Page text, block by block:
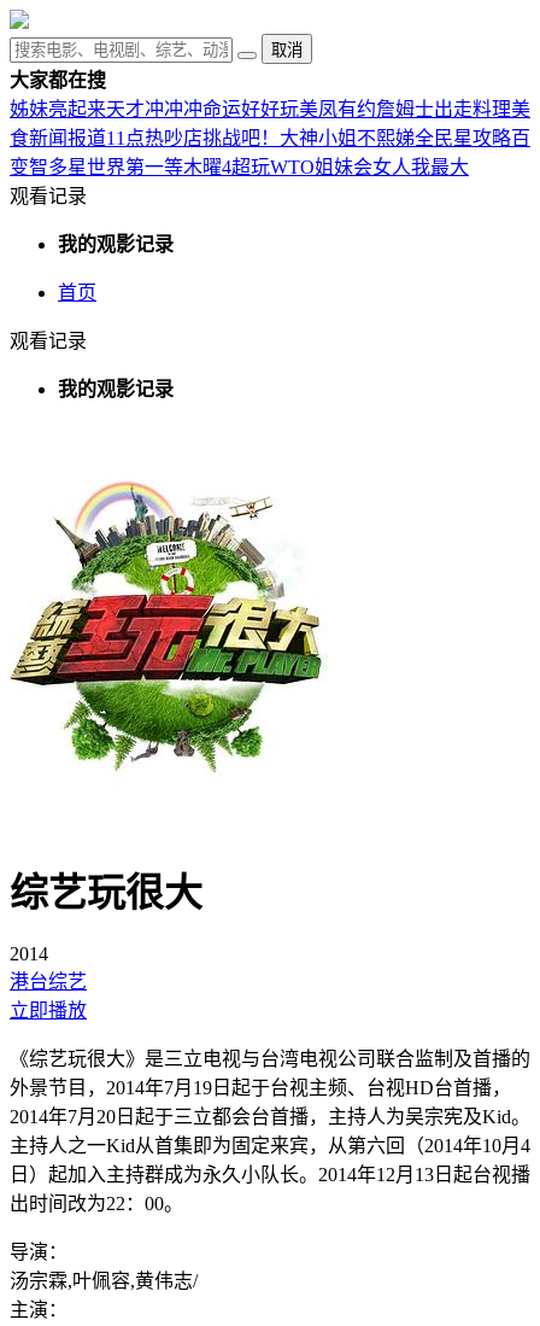
取消
大家都在搜
姊妹亮起来天才冲冲冲命运好好玩美凤有约詹姆士出走料理美
食新闻报道11点热吵店挑战吧！大神小姐不熙娣全民星攻略百
变智多星世界第一等木曜4超玩WTO姐妹会女人我最大
观看记录
我的观影记录
首页
观看记录
我的观影记录
综艺玩很大
2014
港台综艺
立即播放
《综艺玩很大》是三立电视与台湾电视公司联合监制及首播的
外景节目，2014年7月19日起于台视主频、台视HD台首播，
2014年7月20日起于三立都会台首播，主持人为吴宗宪及Kid。
主持人之一Kid从首集即为固定来宾，从第六回（2014年10月4
日）起加入主持群成为永久小队长。2014年12月13日起台视播
出时间改为22：00。
导演：
汤宗霖,叶佩容,黄伟志/
主演：